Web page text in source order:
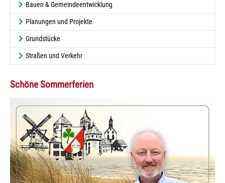
Bauen & Gemeindeentwicklung
Planungen und Projekte
Grundstücke
Straßen und Verkehr
Schöne Sommerferien